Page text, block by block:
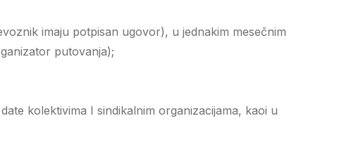
imaju potpisan ugovor), u jednakim mesečnim
putovanja);
kolektivima I sindikalnim organizacijama, kaoi u